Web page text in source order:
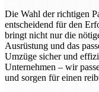
Die Wahl der richtigen
entscheidend für den
bringt nicht nur die
Ausrüstung und das
Umzüge sicher und
Unternehmen – wir
und sorgen für einen